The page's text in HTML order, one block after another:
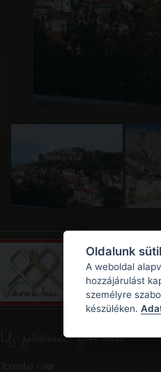
Új feltöltések, frissítések
Tornalja - Vár
Oldalunk
A weboldal
hozzájárulást
személyre
készüléken.